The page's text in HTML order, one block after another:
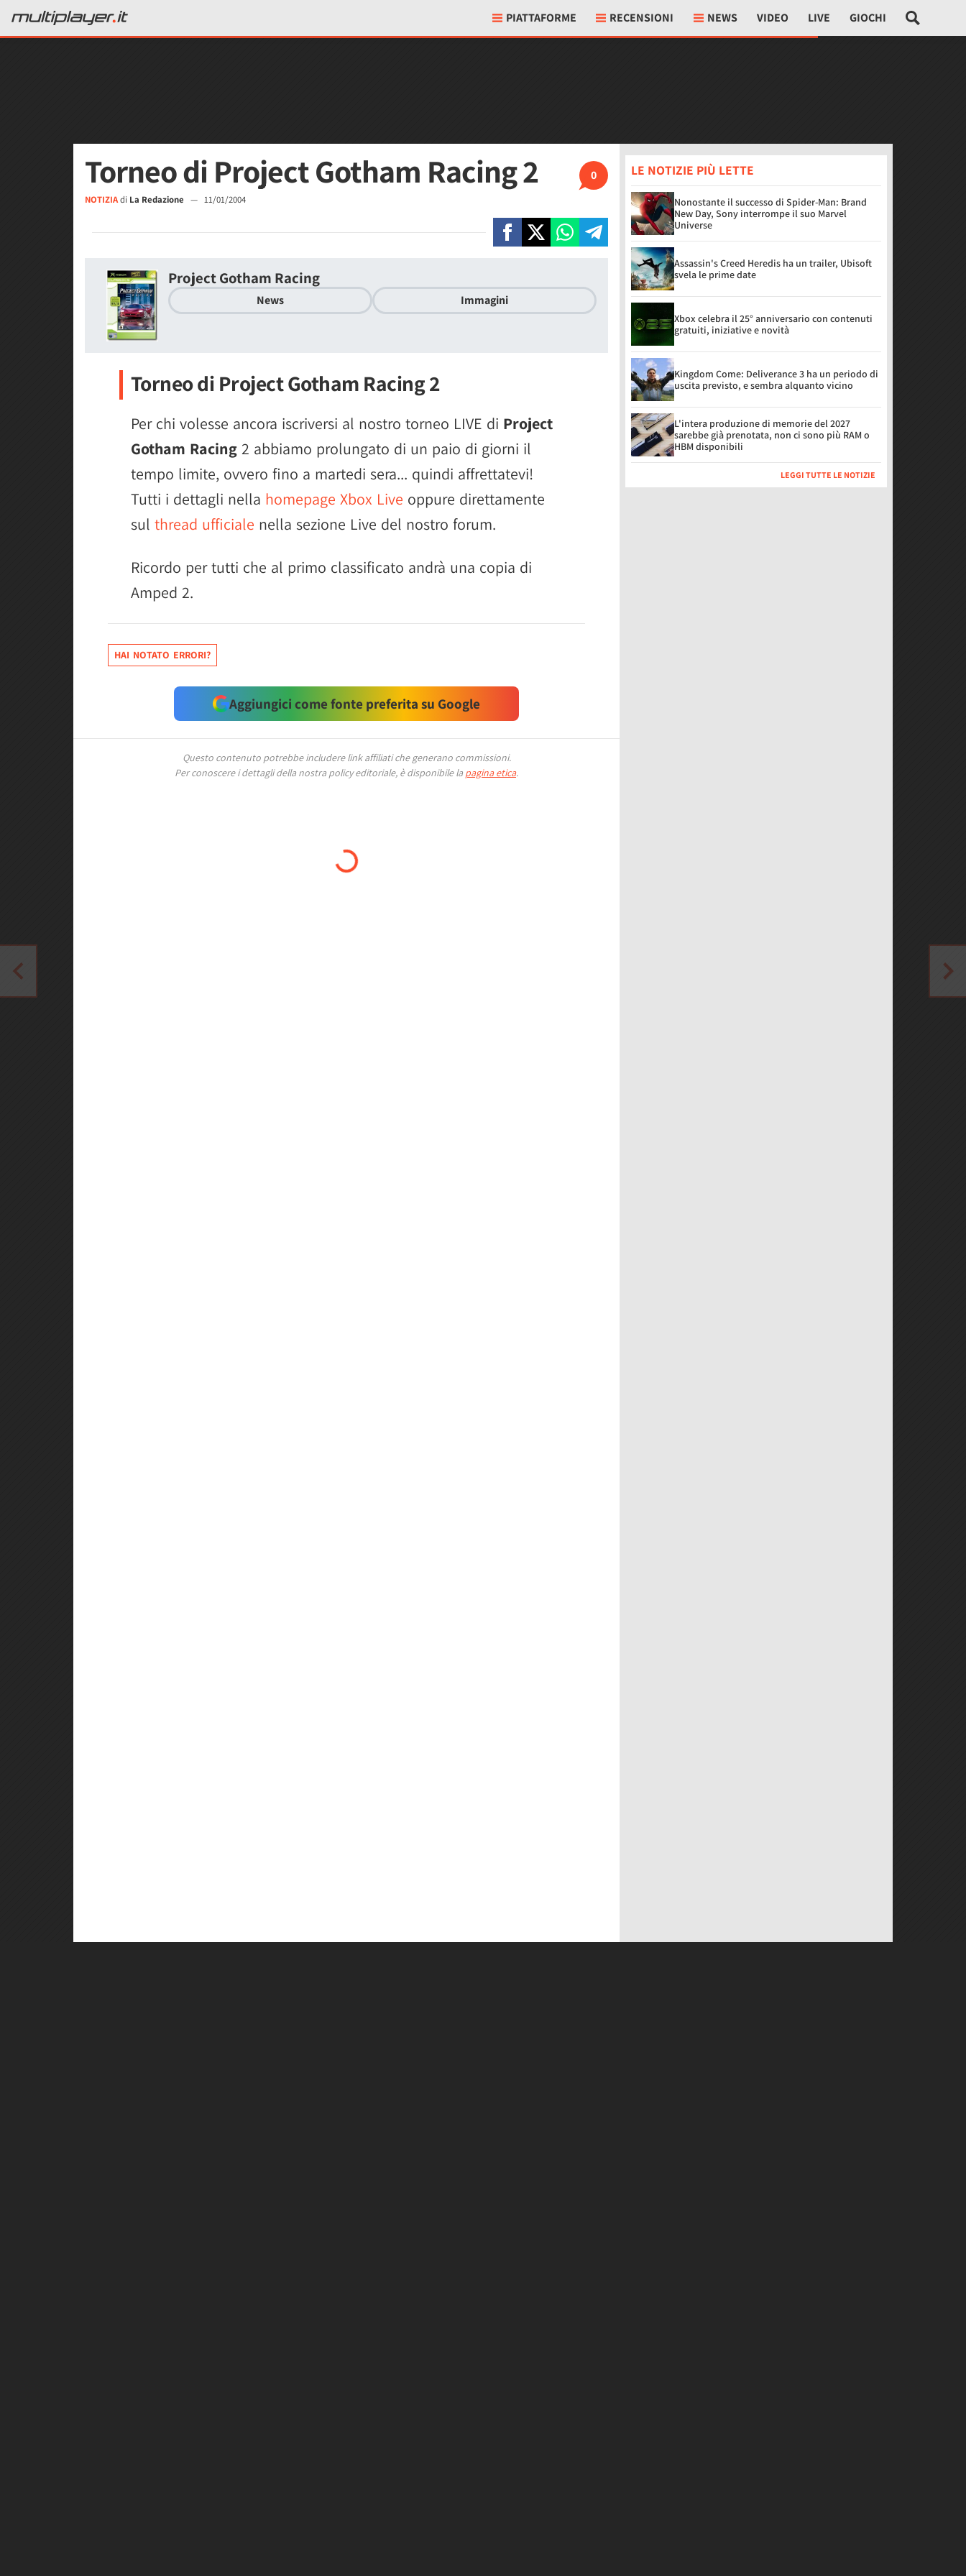
PIATTAFORME RECENSIONI NEWS VIDEO LIVE GIOCHI
0
Torneo di Project Gotham Racing 2
NOTIZIAdi La Redazione — 11/01/2004
Project Gotham Racing
News Immagini
Torneo di Project Gotham Racing 2
Per chi volesse ancora iscriversi al nostro torneo LIVE di Project
Gotham Racing 2 abbiamo prolungato di un paio di giorni il
tempo limite, ovvero fino a martedi sera... quindi affrettatevi!
Tutti i dettagli nella homepage Xbox Live oppure direttamente
sul thread ufficiale nella sezione Live del nostro forum.
Ricordo per tutti che al primo classificato andrà una copia di
Amped 2.
HAI NOTATO ERRORI?
Aggiungici come fonte preferita su Google
Questo contenuto potrebbe includere link affiliati che generano commissioni.
Per conoscere i dettagli della nostra policy editoriale, è disponibile la pagina etica.
LE NOTIZIE PIÙ LETTE
Nonostante il successo di Spider-Man: Brand
New Day, Sony interrompe il suo Marvel
Universe
Assassin's Creed Heredis ha un trailer, Ubisoft
svela le prime date
Xbox celebra il 25° anniversario con contenuti
gratuiti, iniziative e novità
Kingdom Come: Deliverance 3 ha un periodo di
uscita previsto, e sembra alquanto vicino
L'intera produzione di memorie del 2027
sarebbe già prenotata, non ci sono più RAM o
HBM disponibili
LEGGI TUTTE LE NOTIZIE